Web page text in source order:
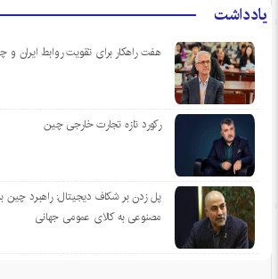
یادداشت
هفت راهکار برای تقویت روابط ایران و
رکورد تازه تجارت خارجی چین
پل زدن بر شکاف دیجیتال: راهبرد
مصنوعی به کالای عمومی جهانی